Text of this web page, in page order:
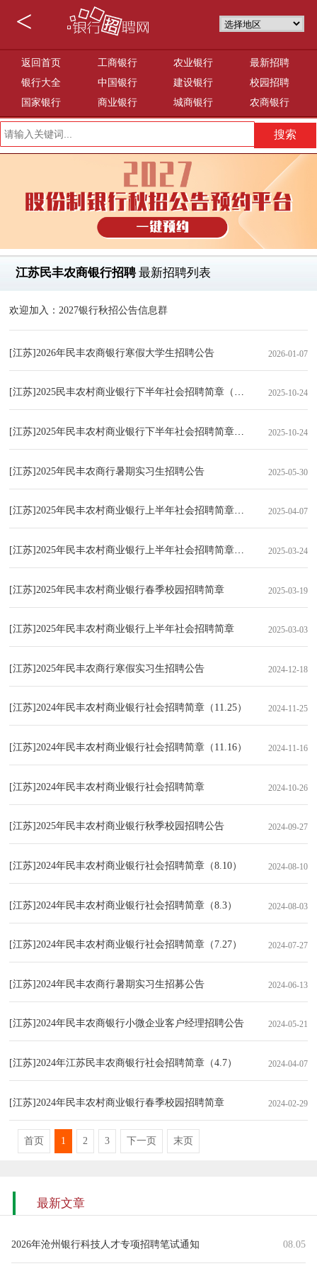
<
返回首页 工商银行 农业银行
最新招聘
银行大全
中国银行 建设银行
校园招聘
国家银行
商业银行 城商银行 农商银行
江苏民丰农商银行招聘最新招聘列表
欢迎加入：2027银行秋招公告信息群
[江苏]2026年民丰农商银行寒假大学生招聘公告 2026-01-07
[江苏]2025民丰农村商业银行下半年社会招聘简章（10.24） 2025-10-24
[江苏]2025年民丰农村商业银行下半年社会招聘简章（10.24）2025-10-24
[江苏]2025年民丰农商行暑期实习生招聘公告 2025-05-30
[江苏]2025年民丰农村商业银行上半年社会招聘简章（4.7） 2025-04-07
[江苏]2025年民丰农村商业银行上半年社会招聘简章（3.24）2025-03-24
[江苏]2025年民丰农村商业银行春季校园招聘简章 2025-03-19
[江苏]2025年民丰农村商业银行上半年社会招聘简章 2025-03-03
[江苏]2025年民丰农商行寒假实习生招聘公告 2024-12-18
[江苏]2024年民丰农村商业银行社会招聘简章（11.25） 2024-11-25
[江苏]2024年民丰农村商业银行社会招聘简章（11.16） 2024-11-16
[江苏]2024年民丰农村商业银行社会招聘简章 2024-10-26
[江苏]2025年民丰农村商业银行秋季校园招聘公告 2024-09-27
[江苏]2024年民丰农村商业银行社会招聘简章（8.10） 2024-08-10
[江苏]2024年民丰农村商业银行社会招聘简章（8.3） 2024-08-03
[江苏]2024年民丰农村商业银行社会招聘简章（7.27） 2024-07-27
[江苏]2024年民丰农商行暑期实习生招募公告 2024-06-13
[江苏]2024年民丰农商银行小微企业客户经理招聘公告 2024-05-21
[江苏]2024年江苏民丰农商银行社会招聘简章（4.7） 2024-04-07
[江苏]2024年民丰农村商业银行春季校园招聘简章 2024-02-29
首页 1 2 3 下一页 末页
最新文章
2026年沧州银行科技人才专项招聘笔试通知 08.05